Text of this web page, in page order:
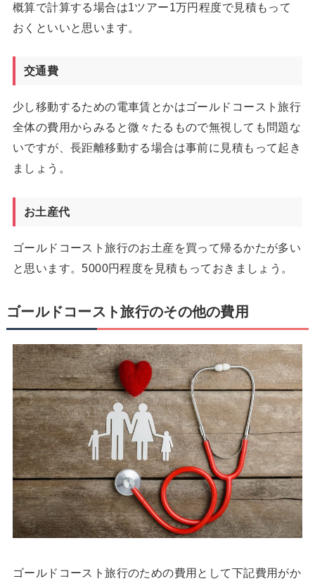
概算で計算する場合は1ツアー1万円程度で見積もって
おくといいと思います。
交通費
少し移動するための電車賃とかはゴールドコースト旅行
全体の費用からみると微々たるもので無視しても問題な
いですが、長距離移動する場合は事前に見積もって起き
ましょう。
お土産代
ゴールドコースト旅行のお土産を買って帰るかたが多い
と思います。5000円程度を見積もっておきましょう。
ゴールドコースト旅行のその他の費用
ゴールドコースト旅行のための費用として下記費用がか